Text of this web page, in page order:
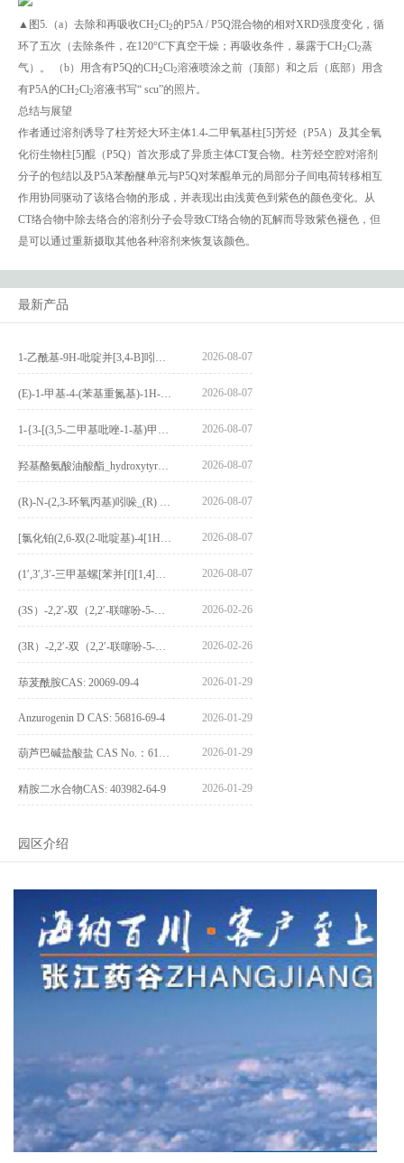
▲图5.（a）去除和再吸收CH2Cl2的P5A / P5Q混合物的相对XRD强度变化，循
环了五次（去除条件，在120°C下真空干燥；再吸收条件，暴露于CH2Cl2蒸
气）。 （b）用含有P5Q的CH2Cl2溶液喷涂之前（顶部）和之后（底部）用含
有P5A的CH2Cl2溶液书写“ scu”的照片。
总结与展望
作者通过溶剂诱导了柱芳烃大环主体1.4-二甲氧基柱[5]芳烃（P5A）及其全氧
化衍生物柱[5]醌（P5Q）首次形成了异质主体CT复合物。柱芳烃空腔对溶剂
分子的包结以及P5A苯酚醚单元与P5Q对苯醌单元的局部分子间电荷转移相互
作用协同驱动了该络合物的形成，并表现出由浅黄色到紫色的颜色变化。从
CT络合物中除去络合的溶剂分子会导致CT络合物的瓦解而导致紫色褪色，但
是可以通过重新摄取其他各种溶剂来恢复该颜色。
最新产品
2026-08-07
2026-08-07
2026-08-07
2026-08-07
2026-08-07
2026-08-07
2026-08-07
2026-02-26
2026-02-26
荜茇酰胺CAS: 20069-09-4 2026-01-29
Anzurogenin D CAS: 56816-69-4 2026-01-29
2026-01-29
精胺二水合物CAS: 403982-64-9 2026-01-29
园区介绍